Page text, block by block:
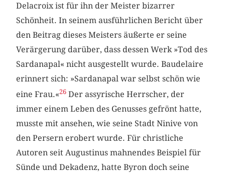
Delacroix ist für ihn der Meister bizarrer
Schönheit. In seinem ausführlichen Bericht über
den Beitrag dieses Meisters äußerte er seine
Verärgerung darüber, dass dessen Werk »Tod des
Sardanapal« nicht ausgestellt wurde. Baudelaire
erinnert sich: »Sardanapal war selbst schön wie
eine Frau.«26 Der assyrische Herrscher, der
immer einem Leben des Genusses gefrönt hatte,
musste mit ansehen, wie seine Stadt Ninive von
den Persern erobert wurde. Für christliche
Autoren seit Augustinus mahnendes Beispiel für
Sünde und Dekadenz, hatte Byron doch seine